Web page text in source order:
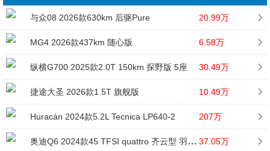
与众08 2026款630km 后驱Pure 20.99万
MG4 2026款437km 随心版 6.58万
纵横G700 2025款2.0T 150km 探野版 5座 30.49万
捷途大圣 2026款1.5T 旗舰版 10.49万
Huracán 2024款5.2L Tecnica LP640-2 207万
奥迪Q6 2024款45 TFSI quattro 齐云型 羽林套装 6座 37.05万